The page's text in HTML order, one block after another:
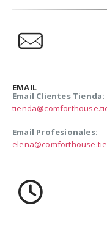
EMAIL
Email Clientes Tienda:
Email Profesionales: